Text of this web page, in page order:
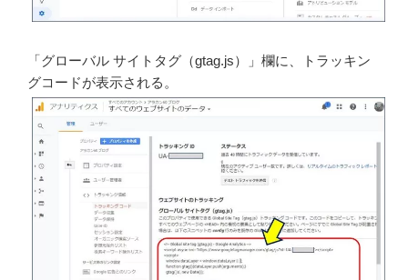
「グローバル サイトタグ（gtag.js）」欄に、トラッキン
グコードが表示される。